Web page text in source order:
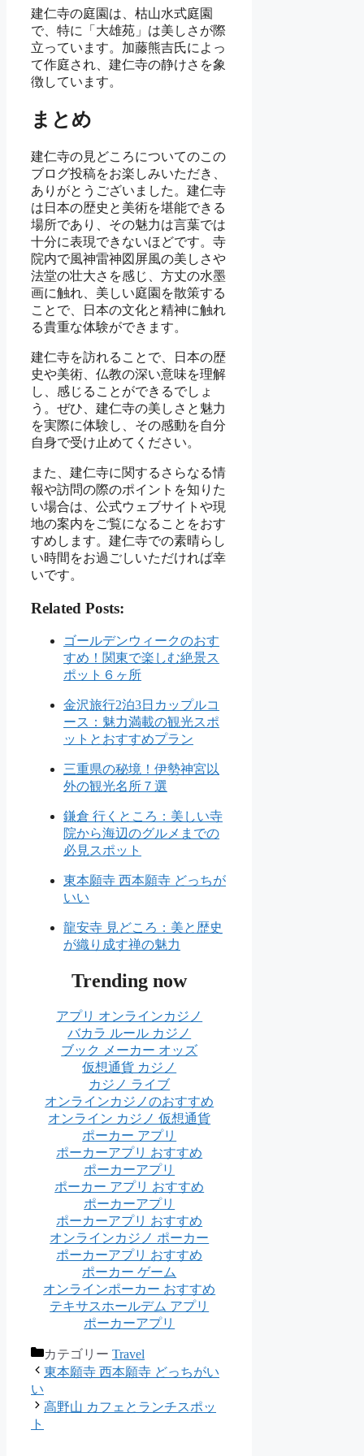
建仁寺の庭園は、枯山水式庭園
で、特に「大雄苑」は美しさが際
立っています。加藤熊吉氏によっ
て作庭され、建仁寺の静けさを象
徴しています。
まとめ
建仁寺の見どころについてのこの
ブログ投稿をお楽しみいただき、
ありがとうございました。建仁寺
は日本の歴史と美術を堪能できる
場所であり、その魅力は言葉では
十分に表現できないほどです。寺
院内で風神雷神図屏風の美しさや
法堂の壮大さを感じ、方丈の水墨
画に触れ、美しい庭園を散策する
ことで、日本の文化と精神に触れ
る貴重な体験ができます。
建仁寺を訪れることで、日本の歴
史や美術、仏教の深い意味を理解
し、感じることができるでしょ
う。ぜひ、建仁寺の美しさと魅力
を実際に体験し、その感動を自分
自身で受け止めてください。
また、建仁寺に関するさらなる情
報や訪問の際のポイントを知りた
い場合は、公式ウェブサイトや現
地の案内をご覧になることをおす
すめします。建仁寺での素晴らし
い時間をお過ごしいただければ幸
いです。
Related Posts:
ゴールデンウィークのおす
すめ！関東で楽しむ絶景ス
ポット６ヶ所
金沢旅行2泊3日カップルコ
ース：魅力満載の観光スポ
ットとおすすめプラン
三重県の秘境！伊勢神宮以
外の観光名所７選
鎌倉 行くところ：美しい寺
院から海辺のグルメまでの
必見スポット
東本願寺 西本願寺 どっちが
いい
龍安寺 見どころ：美と歴史
が織り成す禅の魅力
Trending now
アプリ オンラインカジノ
バカラ ルール カジノ
ブック メーカー オッズ
仮想通貨 カジノ
カジノ ライブ
オンラインカジノのおすすめ
オンライン カジノ 仮想通貨
ポーカー アプリ
ポーカーアプリ おすすめ
ポーカーアプリ
ポーカー アプリ おすすめ
ポーカーアプリ
ポーカーアプリ おすすめ
オンラインカジノ ポーカー
ポーカーアプリ おすすめ
ポーカー ゲーム
オンラインポーカー おすすめ
テキサスホールデム アプリ
ポーカーアプリ
カテゴリー Travel
東本願寺 西本願寺 どっちがい
い
高野山 カフェとランチスポッ
ト